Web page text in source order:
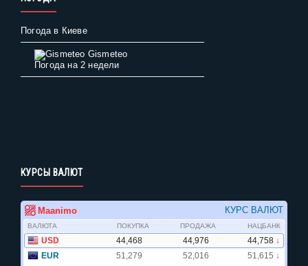
Погода в Киеве
Gismeteo
Погода на 2 недели
КУРСЫ ВАЛЮТ